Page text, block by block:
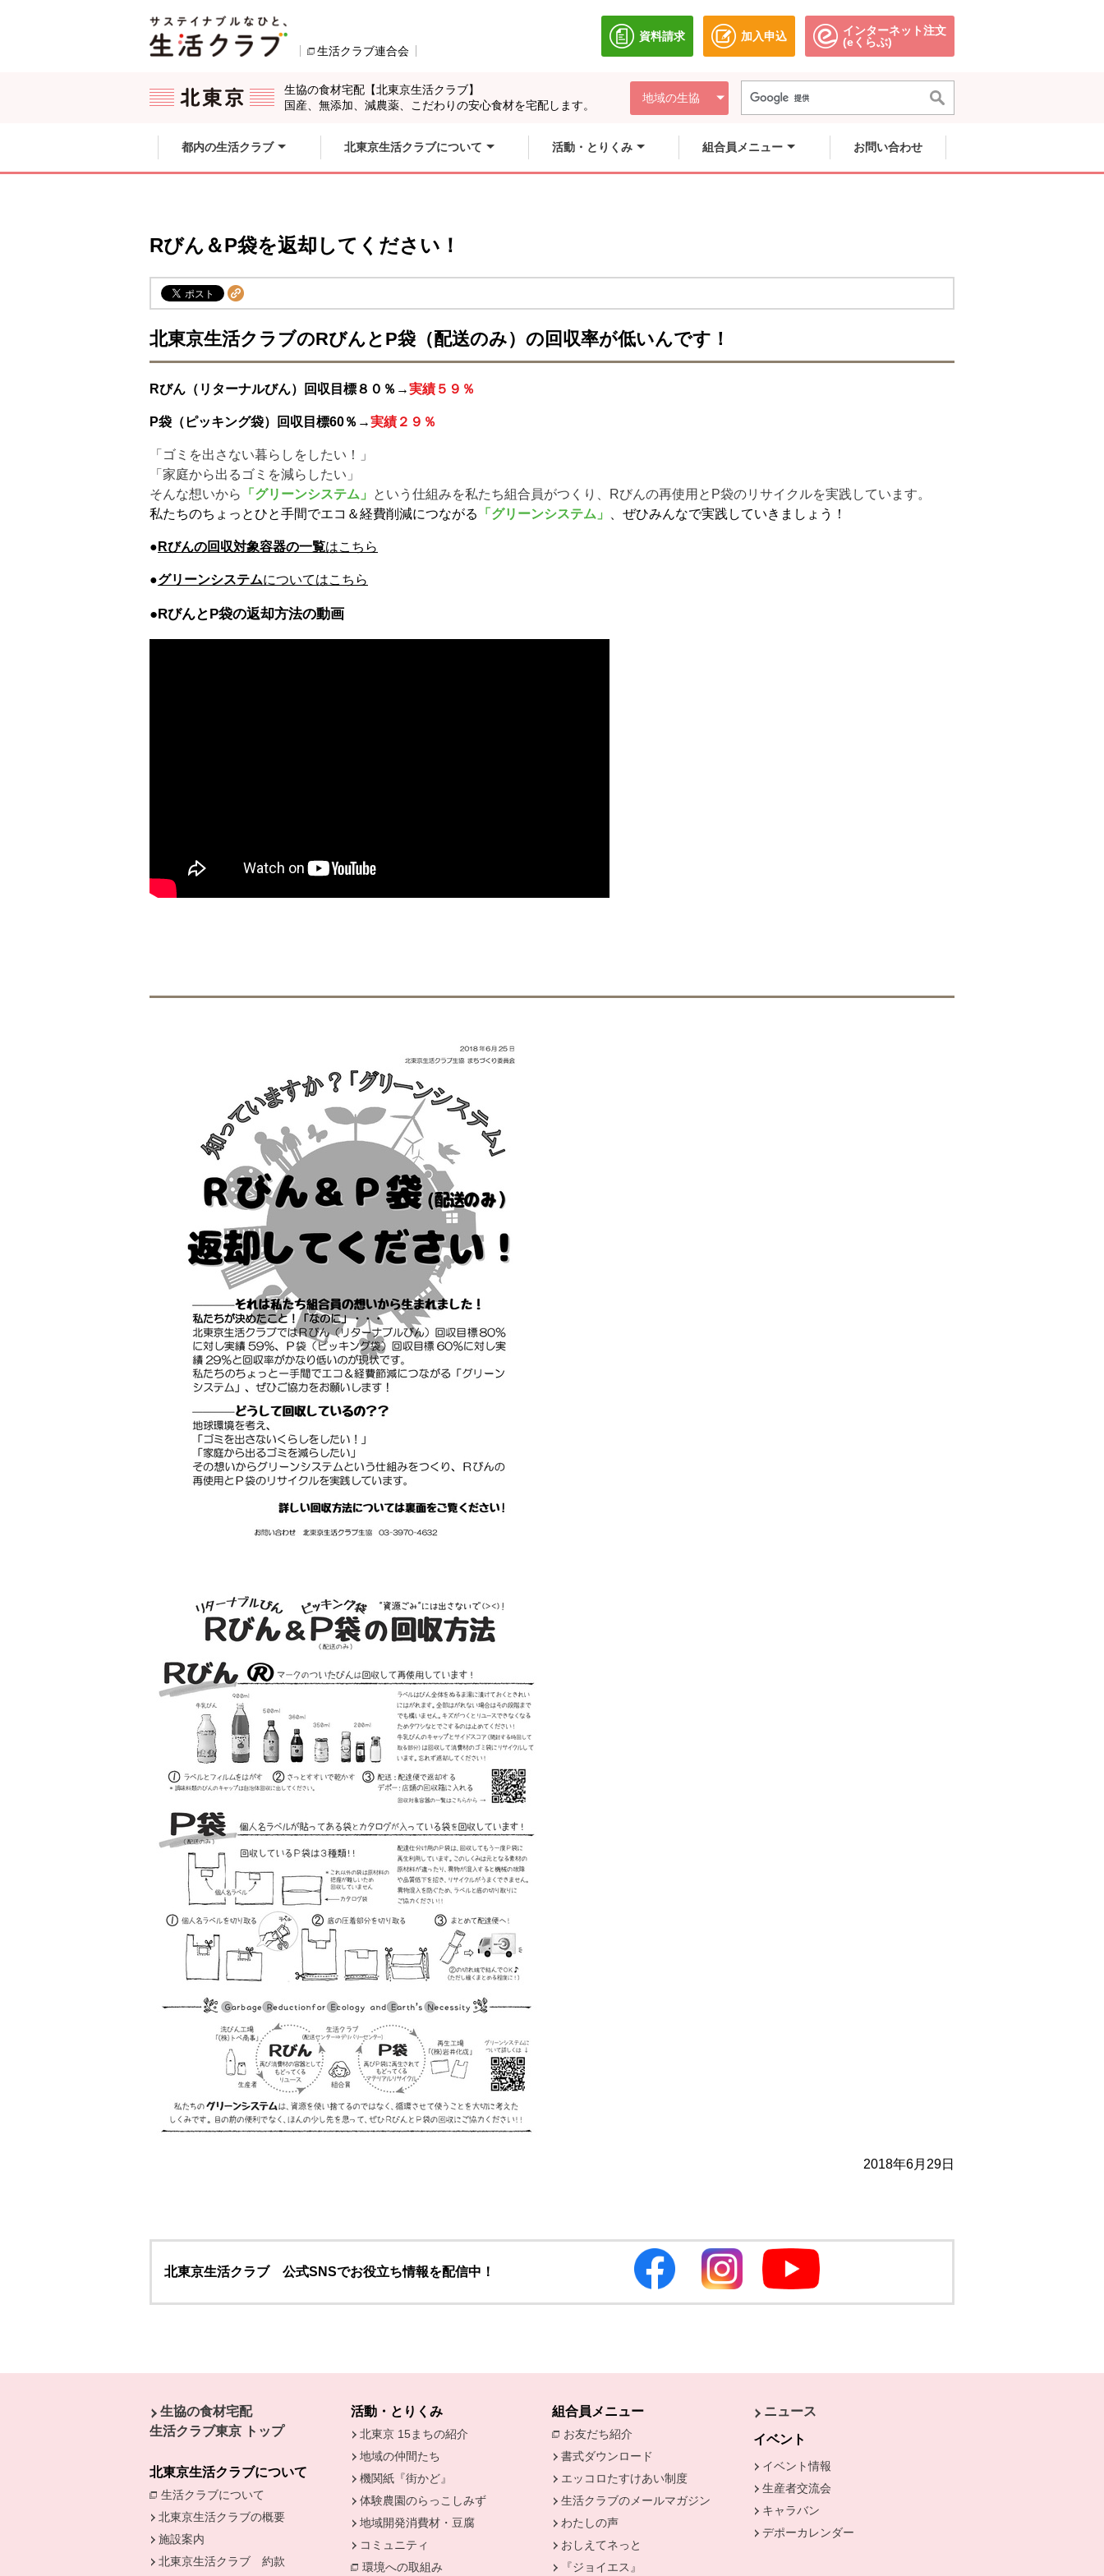
生活クラブ連合会
資料請求
別のウィンドウで開きます。
加入申込
別のウィンドウで開きます。
インターネット注文
(eくらぶ)別のウィンドウで開きます。
生協の食材宅配【北東京生活クラブ】
国産、無添加、減農薬、こだわりの安心食材を宅配します。
地域の生協
都内の生活クラブ 北東京生活クラブについて 活動・とりくみ 組合員メニュー お問い合わせ
Rびん＆P袋を返却してください！
北東京生活クラブのRびんとP袋（配送のみ）の回収率が低いんです！
Rびん（リターナルびん）回収目標８０％→実績５９％
P袋（ピッキング袋）回収目標60％→実績２９％
「ゴミを出さない暮らしをしたい！」
「家庭から出るゴミを減らしたい」
そんな想いから
「グリーンシステム」 という仕組みを私たち組合員がつくり、Rびんの再使用とP袋のリサイクルを実践しています。
私たちのちょっとひと手間でエコ＆経費削減につながる
「グリーンシステム」 、ぜひみんなで実践していきましょう！
● Rびんの回収対象容器の一覧はこちら
●グリーンシステムについてはこちら
●RびんとP袋の返却方法の動画
2018年6月29日
北東京生活クラブ 公式SNSでお役立ち情報を配信中！
生協の食材宅配
生活クラブ東京 トップ
北東京生活クラブについて
生活クラブについて
別のウィンドウで開きます。
北東京生活クラブの概要
施設案内
北東京生活クラブ 約款
活動・とりくみ
北東京 15まちの紹介
地域の仲間たち
機関紙『街かど』
体験農園のらっこしみず
地域開発消費材・豆腐
コミュニティ
環境への取組み
組合員メニュー
お友だち紹介 別のウィンドウで開きます。
書式ダウンロード
エッコロたすけあい制度
生活クラブのメールマガジン
わたしの声
おしえてネっと
『ジョイエス』
ニュース
イベント
イベント情報
生産者交流会
キャラバン
デポーカレンダー